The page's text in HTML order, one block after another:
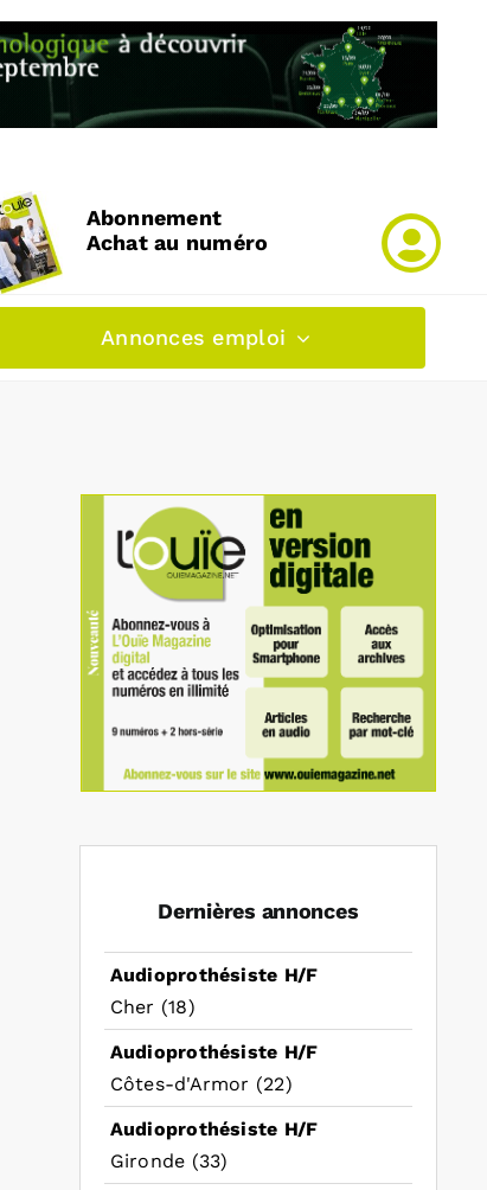
Abonnement
Achat au numéro
Annonces emploi
Dernières annonces
Audioprothésiste H/F
Cher (18)
Audioprothésiste H/F
Côtes-d'Armor (22)
Audioprothésiste H/F
Gironde (33)